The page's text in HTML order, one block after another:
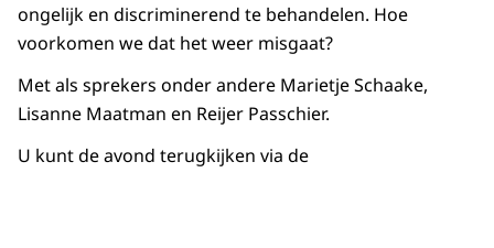
ongelijk en discriminerend te behandelen. Hoe
voorkomen we dat het weer misgaat?
Met als sprekers onder andere Marietje Schaake,
Lisanne Maatman en Reijer Passchier.
U kunt de avond terugkijken via de